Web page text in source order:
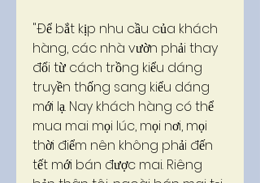
"Để bắt kịp nhu cầu của khách
hàng, các nhà vườn phải thay
đổi từ cách trồng kiểu dáng
truyền thống sang kiểu dáng
mới lạ. Nay khách hàng có thể
mua mai mọi lúc, mọi nơi, mọi
thời điểm nên không phải đến
tết mới bán được mai. Riêng